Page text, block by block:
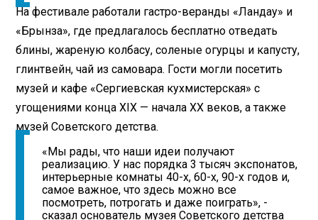
На фестивале работали гастро-веранды «Ландау» и
«Брынза», где предлагалось бесплатно отведать
блины, жареную колбасу, соленые огурцы и капусту,
глинтвейн, чай из самовара. Гости могли посетить
музей и кафе «Сергиевская кухмистерская» с
угощениями конца XIX — начала XX веков, а также
музей Советского детства.
«Мы рады, что наши идеи получают
реализацию. У нас порядка 3 тысяч экспонатов,
интерьерные комнаты 40-х, 60-х, 90-х годов и,
самое важное, что здесь можно все
посмотреть, потрогать и даже поиграть», -
сказал основатель музея Советского детства